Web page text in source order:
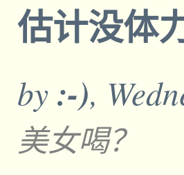
估计没体
by :-),
美女喝？